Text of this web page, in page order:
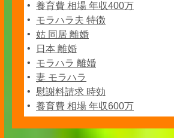
養育費 相場 年収400万
モラハラ夫 特徴
姑 同居 離婚
日本 離婚
モラハラ 離婚
妻 モラハラ
慰謝料請求 時効
養育費 相場 年収600万